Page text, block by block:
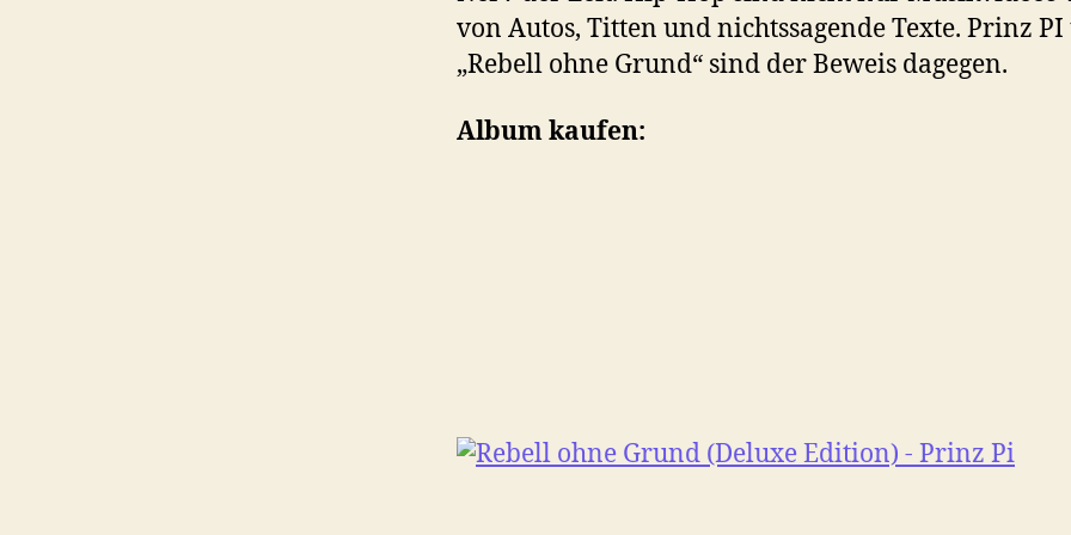
von Autos, Titten und nichtssagende Texte. Prinz
„Rebell ohne Grund“ sind der Beweis dagegen.
Album kaufen: